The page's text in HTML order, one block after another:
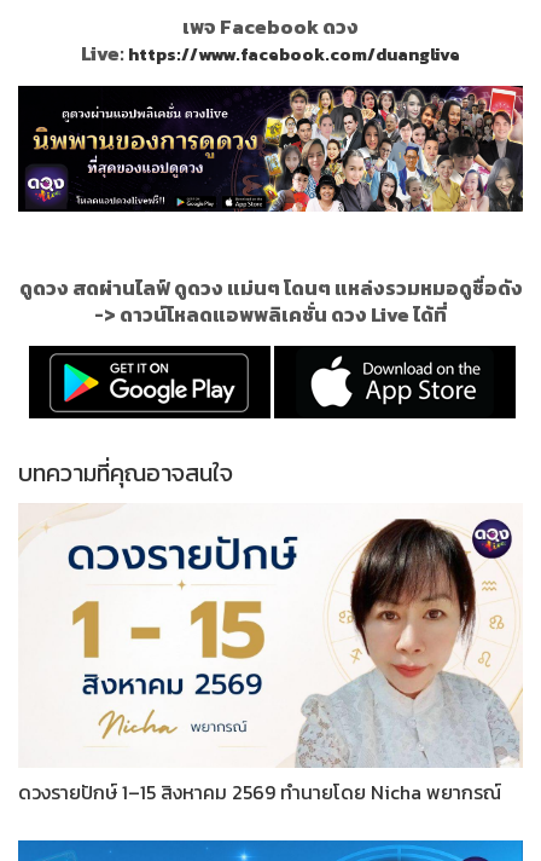
เพจ Facebook ดวง
Live:https://www.facebook.com/duanglive
ดูดวง สดผ่านไลฟ์ ดูดวง แม่นๆ โดนๆ แหล่งรวมหมอดูชื่อดัง
-> ดาวน์โหลดแอพพลิเคชั่น ดวง Live ได้ที่
บทความที่คุณอาจสนใจ
ดวงรายปักษ์ 1–15 สิงหาคม 2569 ทำนายโดย Nicha พยากรณ์